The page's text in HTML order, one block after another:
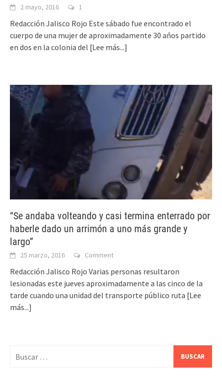
2 mayo, 2016 1
Redacción Jalisco Rojo Este sábado fue encontrado el
cuerpo de una mujer de aproximadamente 30 años partido
en dos en la colonia del [Lee más...]
“Se andaba volteando y casi termina enterrado por
haberle dado un arrimón a uno más grande y
largo”
25 marzo, 2016 Comment
Redacción Jalisco Rojo Varias personas resultaron
lesionadas este jueves aproximadamente a las cinco de la
tarde cuando una unidad del transporte público ruta [Lee
más...]